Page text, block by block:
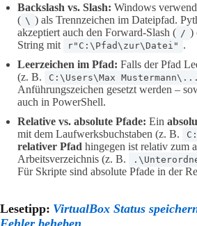
Backslash vs. Slash: Windows
( \ ) als Trennzeichen im Dateipfad.
akzeptiert auch den Forward-Slash ( / )
String mit
r"C:\Pfad\zur\Datei" .
Leerzeichen im Pfad: Falls der Pfad
(z. B.
C:\Users\Max Mustermann\...
Anführungszeichen gesetzt werden –
auch in PowerShell.
Relative vs. absolute Pfade: Ein
mit dem Laufwerksbuchstaben (z. B.
relativer Pfad hingegen ist relativ zum
Arbeitsverzeichnis (z. B.
Für Skripte sind absolute Pfade in der
Lesetipp: VirtualBox Status
Fehler beheben